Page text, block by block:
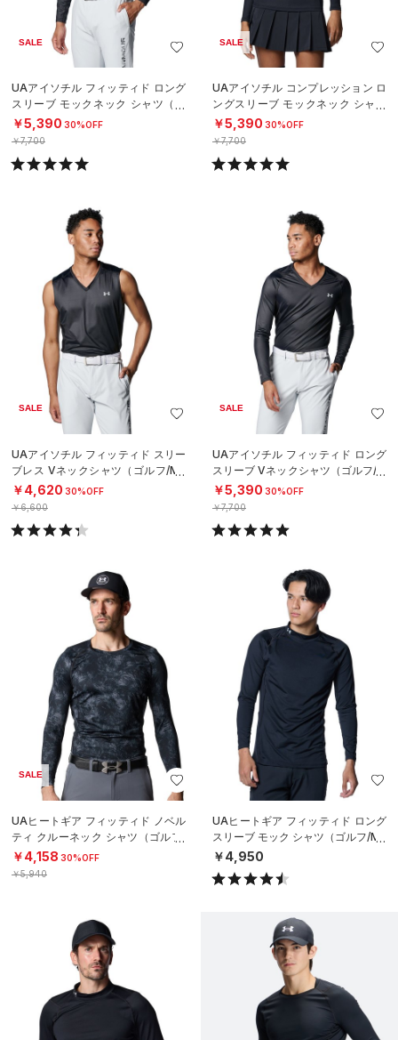
SALE
UAアイソチル フィッティド ロング
スリーブ モックネック シャツ（ゴ
ルフ/MEN）
￥5,390 30%OFF
￥7,700
SALE
UAアイソチル コンプレッション ロ
ングスリーブ モックネック シャツ
（ゴルフ/WOMEN）
￥5,390 30%OFF
￥7,700
SALE
UAアイソチル フィッティド スリー
ブレス Vネックシャツ（ゴルフ/ME
N）
￥4,620 30%OFF
￥6,600
SALE
UAアイソチル フィッティド ロング
スリーブ Vネックシャツ（ゴルフ/M
EN）
￥5,390 30%OFF
￥7,700
SALE
UAヒートギア フィッティド ノベル
ティ クルーネック シャツ（ゴルフ/
MEN）
￥4,158 30%OFF
￥5,940
UAヒートギア フィッティド ロング
スリーブ モック シャツ（ゴルフ/ME
N）
￥4,950